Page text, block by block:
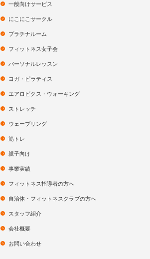
一般向けサービス
にこにこサークル
プラチナルーム
フィットネス女子会
パーソナルレッスン
ヨガ・ピラティス
エアロビクス・ウォーキング
ストレッチ
ウェーブリング
筋トレ
親子向け
事業実績
フィットネス指導者の方へ
自治体・フィットネスクラブの方へ
スタッフ紹介
会社概要
お問い合わせ